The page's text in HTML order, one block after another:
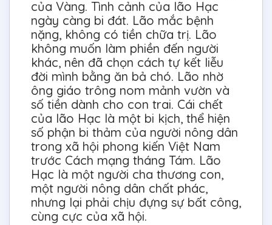
của Vàng. Tình cảnh của lão Hạc
ngày càng bi đát. Lão mắc bệnh
nặng, không có tiền chữa trị. Lão
không muốn làm phiền đến người
khác, nên đã chọn cách tự kết liễu
đời mình bằng ăn bả chó. Lão nhờ
ông giáo trông nom mảnh vườn và
số tiền dành cho con trai. Cái chết
của lão Hạc là một bi kịch, thể hiện
số phận bi thảm của người nông dân
trong xã hội phong kiến Việt Nam
trước Cách mạng tháng Tám. Lão
Hạc là một người cha thương con,
một người nông dân chất phác,
nhưng lại phải chịu đựng sự bất công,
cùng cực của xã hội.